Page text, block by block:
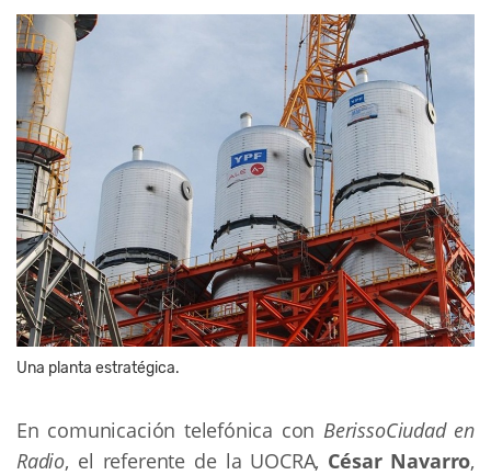
Una planta estratégica.
En comunicación telefónica con BerissoCiudad en
Radio, el referente de la UOCRA, César Navarro,